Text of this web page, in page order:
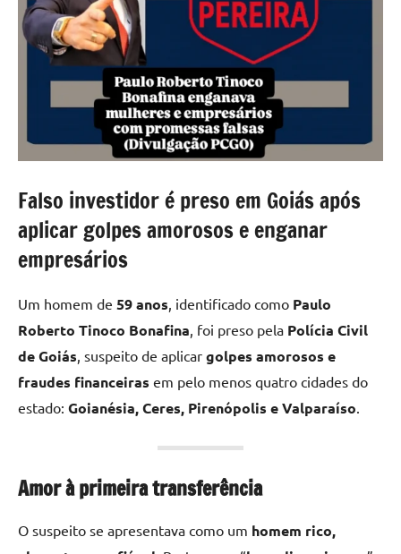
Falso investidor é preso em Goiás após
aplicar golpes amorosos e enganar
empresários
Um homem de 59 anos, identificado como Paulo
Roberto Tinoco Bonafina, foi preso pela Polícia Civil
de Goiás, suspeito de aplicar golpes amorosos e
fraudes financeiras em pelo menos quatro cidades do
estado: Goianésia, Ceres, Pirenópolis e Valparaíso.
Amor à primeira transferência
O suspeito se apresentava como um homem rico,